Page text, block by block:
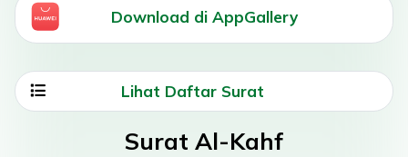
Download di AppGallery
Lihat Daftar Surat
Surat Al-Kahf